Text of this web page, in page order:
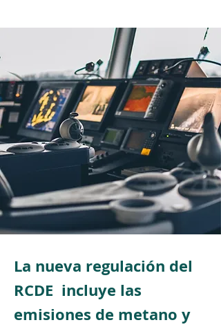
La nueva regulación del
RCDE incluye las
emisiones de metano y